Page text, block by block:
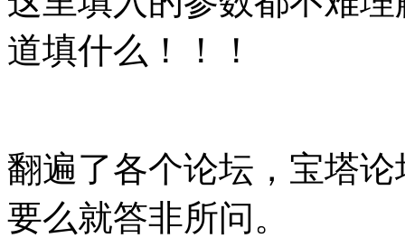
道填什么！！！
翻遍了各个论坛，宝塔
要么就答非所问。